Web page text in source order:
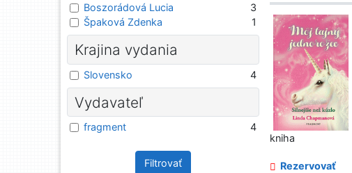
kniha
Rezervovať
Boszorádová Lucia
3
Špaková Zdenka
1
Krajina vydania
Slovensko 4
Vydavateľ
fragment 4
Filtrovať